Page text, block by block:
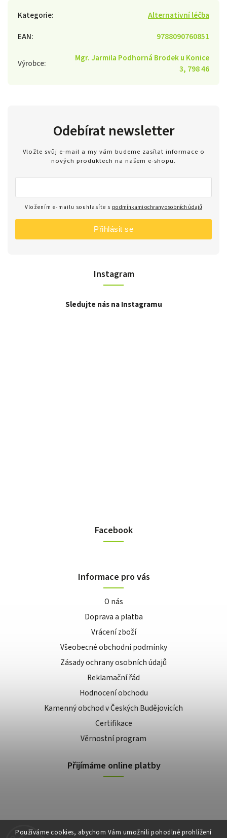
Používáme cookies, abychom Vám umožnili pohodlné prohlížení
Kategorie:
Alternativní léčba
EAN: 9788090760851
Výrobce:
Mgr. Jarmila Podhorná Brodek u Konice
3, 798 46
Instagram
Sledujte nás na Instagramu
Odebírat newsletter
Vložte svůj e-mail a my vám budeme zasílat informace o
nových produktech na našem e-shopu.
Vložením e-mailu souhlasíte s podmínkami ochrany osobních údajů
Přihlásit se
Facebook
Informace pro vás
O nás
Doprava a platba
Vrácení zboží
Všeobecné obchodní podmínky
Zásady ochrany osobních údajů
Reklamační řád
Hodnocení obchodu
Kamenný obchod v Českých Budějovicích
Certifikace
Věrnostní program
Přijímáme online platby